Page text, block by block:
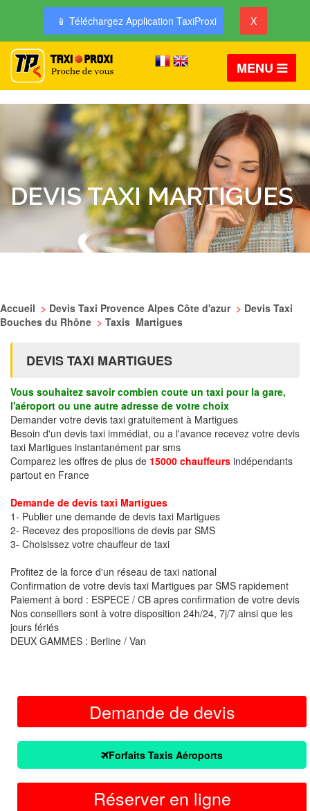
📱 Téléchargez Application TaxiProxi X
MENU
DEVIS TAXI MARTIGUES
Accueil > Devis Taxi Provence Alpes Côte d'azur > Devis Taxi
Bouches du Rhône > Taxis Martigues
DEVIS TAXI MARTIGUES
Vous souhaitez savoir combien coute un taxi pour la gare,
l'aéroport ou une autre adresse de votre choix
Demander votre devis taxi gratuitement à Martigues
Besoin d'un devis taxi immédiat, ou a l'avance recevez votre devis
taxi Martigues instantanément par sms
Comparez les offres de plus de 15000 chauffeurs indépendants
partout en France
Demande de devis taxi Martigues
1- Publier une demande de devis taxi Martigues
2- Recevez des propositions de devis par SMS
3- Choisissez votre chauffeur de taxi
Profitez de la force d'un réseau de taxi national
Confirmation de votre devis taxi Martigues par SMS rapidement
Paiement à bord : ESPECE / CB apres confirmation de votre devis
Nos conseillers sont à votre disposition 24h/24, 7j/7 ainsi que les
jours fériés
DEUX GAMMES : Berline / Van
Demande de devis
Forfaits Taxis Aéroports
Réserver en ligne